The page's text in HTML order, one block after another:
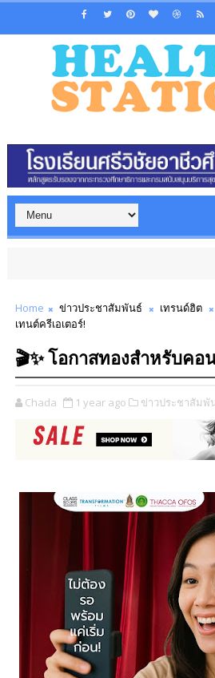
Home ข่าวประชาสัมพันธ์ เทรนด์ฮิต
เทนต์ครีเอเตอร์!
🎬✨ โอกาสทองสำหรับคอ
Chada 1 year ago ข่าวประชาสัมพั